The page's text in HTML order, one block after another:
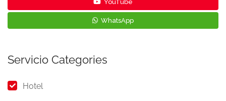
YouTube
WhatsApp
Servicio Categories
Hotel